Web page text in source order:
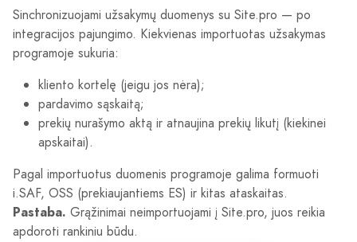
Sinchronizuojami užsakymų duomenys su Site.pro — po
integracijos pajungimo. Kiekvienas importuotas užsakymas
programoje sukuria:
kliento kortelę (jeigu jos nėra);
pardavimo sąskaitą;
prekių nurašymo aktą ir atnaujina prekių likutį (kiekinei
apskaitai).
Pagal importuotus duomenis programoje galima formuoti
i.SAF, OSS (prekiaujantiems ES) ir kitas ataskaitas.
Pastaba. Grąžinimai neimportuojami į Site.pro, juos reikia
apdoroti rankiniu būdu.